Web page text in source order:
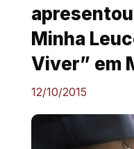
Minha
Viver” em
12/10/2015